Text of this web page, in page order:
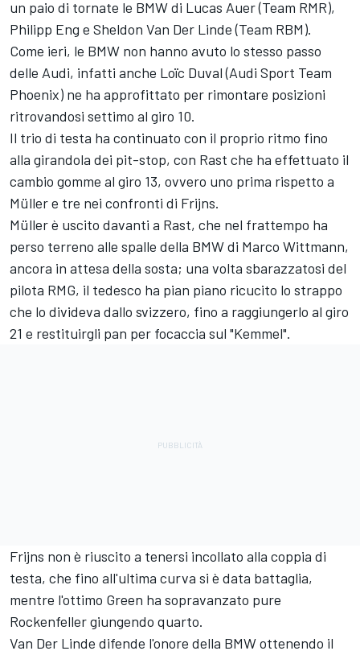
un paio di tornate le BMW di Lucas Auer (Team RMR),
Philipp Eng e Sheldon Van Der Linde (Team RBM).
Come ieri, le BMW non hanno avuto lo stesso passo
delle Audi, infatti anche Loïc Duval (Audi Sport Team
Phoenix) ne ha approfittato per rimontare posizioni
ritrovandosi settimo al giro 10.
Il trio di testa ha continuato con il proprio ritmo fino
alla girandola dei pit-stop, con Rast che ha effettuato il
cambio gomme al giro 13, ovvero uno prima rispetto a
Müller e tre nei confronti di Frijns.
Müller è uscito davanti a Rast, che nel frattempo ha
perso terreno alle spalle della BMW di Marco Wittmann,
ancora in attesa della sosta; una volta sbarazzatosi del
pilota RMG, il tedesco ha pian piano ricucito lo strappo
che lo divideva dallo svizzero, fino a raggiungerlo al giro
21 e restituirgli pan per focaccia sul "Kemmel".
Frijns non è riuscito a tenersi incollato alla coppia di
testa, che fino all'ultima curva si è data battaglia,
mentre l'ottimo Green ha sopravanzato pure
Rockenfeller giungendo quarto.
Van Der Linde difende l'onore della BMW ottenendo il